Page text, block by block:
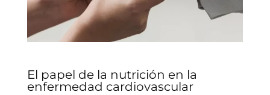
El papel de la nutrición en la
enfermedad cardiovascular